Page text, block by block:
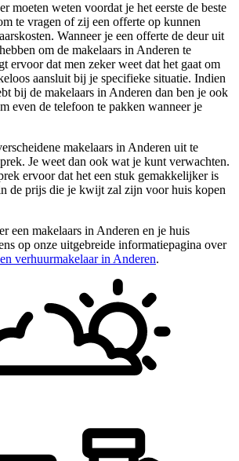
moeten weten voordat je het eerste de beste
te vragen of zij een offerte op kunnen
Wanneer je een offerte de deur uit
om de makelaars in Anderen te
ervoor dat men zeker weet dat het gaat om
aansluit bij je specifieke situatie. Indien
bij de makelaars in Anderen dan ben je ook
even de telefoon te pakken wanneer je
makelaars in Anderen uit te
Je weet dan ook wat je kunt verwachten.
ervoor dat het een stuk gemakkelijker is
de prijs die je kwijt zal zijn voor huis kopen
een makelaars in Anderen en je huis
op onze uitgebreide informatiepagina over
verhuurmakelaar in Anderen.